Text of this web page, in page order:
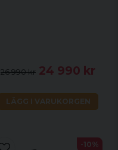
26 990 kr 24 990 kr
LÄGG I VARUKORGEN
-10%